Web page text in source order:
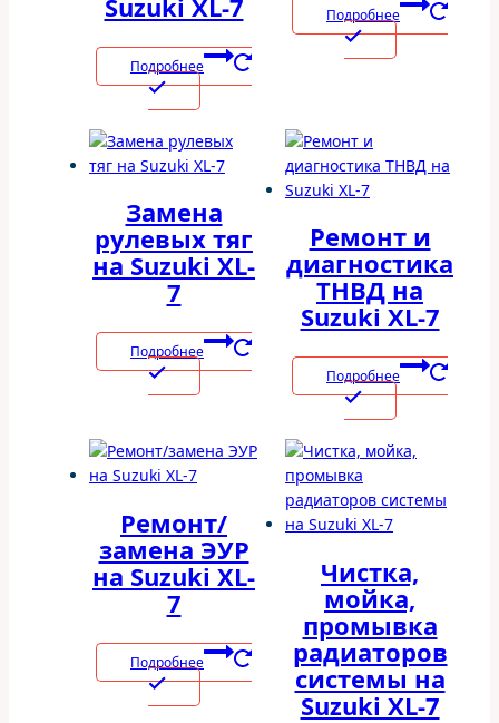
Подробнее
Подробнее
Замена
рулевых тяг
на Suzuki XL-
7
Подробнее
Ремонт и
диагностика
ТНВД на
Suzuki XL-7
Подробнее
Ремонт/
замена ЭУР
на Suzuki XL-
7
Подробнее
Чистка,
мойка,
промывка
радиаторов
системы на
Suzuki XL-7